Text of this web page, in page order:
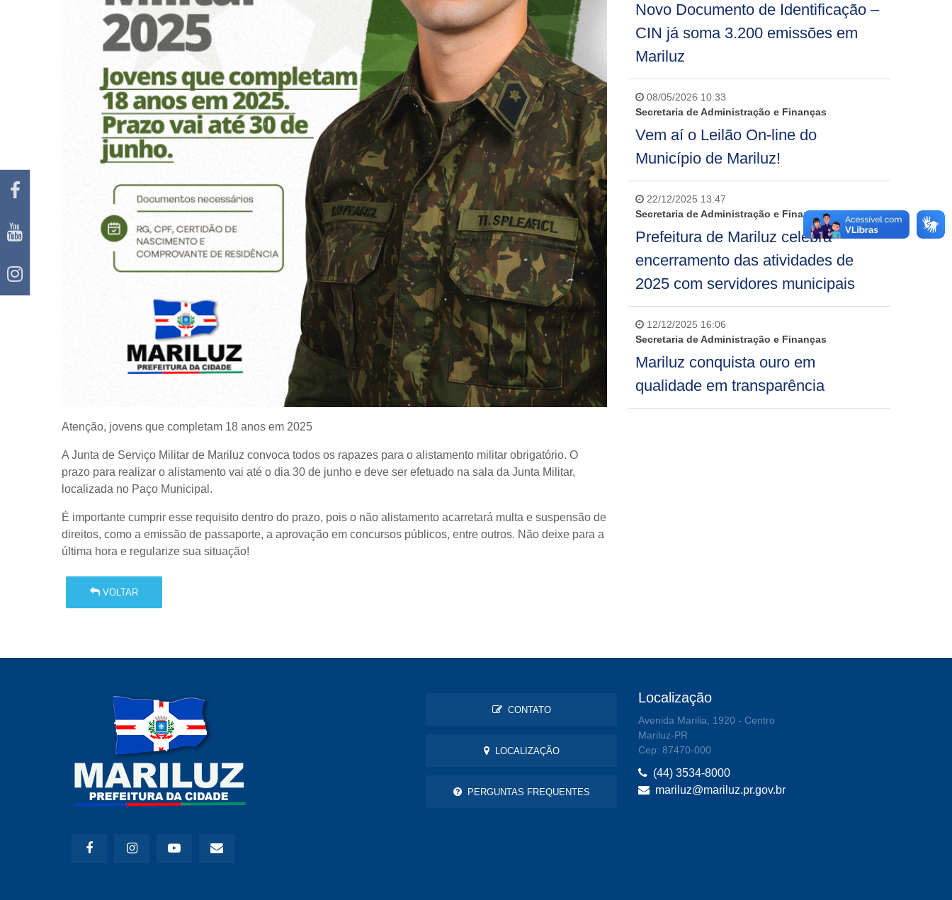
Atenção, jovens que completam 18 anos em 2025
A Junta de Serviço Militar de Mariluz convoca todos os rapazes para o alistamento militar obrigatório. O
prazo para realizar o alistamento vai até o dia 30 de junho e deve ser efetuado na sala da Junta Militar,
localizada no Paço Municipal.
É importante cumprir esse requisito dentro do prazo, pois o não alistamento acarretará multa e suspensão de
direitos, como a emissão de passaporte, a aprovação em concursos públicos, entre outros. Não deixe para a
última hora e regularize sua situação!
VOLTAR
Novo Documento de Identificação –
CIN já soma 3.200 emissões em
Mariluz
08/05/2026 10:33
Secretaria de Administração e Finanças
Vem aí o Leilão On-line do
Município de Mariluz!
22/12/2025 13:47
Secretaria de Administração e Finanças
Prefeitura de Mariluz celebra
encerramento das atividades de
2025 com servidores municipais
12/12/2025 16:06
Secretaria de Administração e Finanças
Mariluz conquista ouro em
qualidade em transparência
CONTATO
LOCALIZAÇÃO
PERGUNTAS FREQUENTES
Localização
Avenida Marilia, 1920 - Centro
Mariluz-PR
Cep: 87470-000
(44) 3534-8000
mariluz@mariluz.pr.gov.br